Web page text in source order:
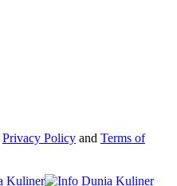
Privacy Policy and Terms of